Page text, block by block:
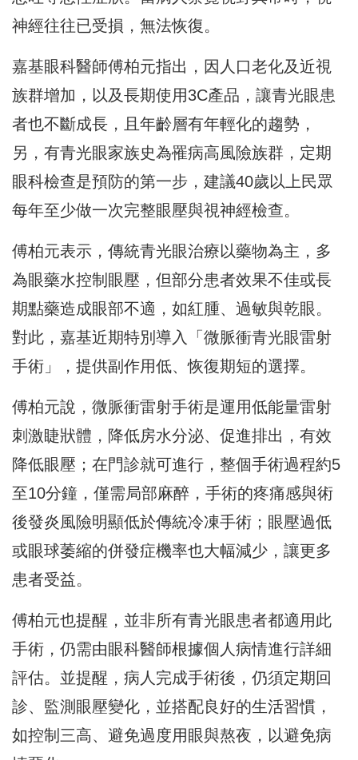
神經往往已受損，無法恢復。
嘉基眼科醫師傅柏元指出，因人口老化及近視
族群增加，以及長期使用3C產品，讓青光眼患
者也不斷成長，且年齡層有年輕化的趨勢，
另，有青光眼家族史為罹病高風險族群，定期
眼科檢查是預防的第一步，建議40歲以上民眾
每年至少做一次完整眼壓與視神經檢查。
傅柏元表示，傳統青光眼治療以藥物為主，多
為眼藥水控制眼壓，但部分患者效果不佳或長
期點藥造成眼部不適，如紅腫、過敏與乾眼。
對此，嘉基近期特別導入「微脈衝青光眼雷射
手術」，提供副作用低、恢復期短的選擇。
傅柏元說，微脈衝雷射手術是運用低能量雷射
刺激睫狀體，降低房水分泌、促進排出，有效
降低眼壓；在門診就可進行，整個手術過程約5
至10分鐘，僅需局部麻醉，手術的疼痛感與術
後發炎風險明顯低於傳統冷凍手術；眼壓過低
或眼球萎縮的併發症機率也大幅減少，讓更多
患者受益。
傅柏元也提醒，並非所有青光眼患者都適用此
手術，仍需由眼科醫師根據個人病情進行詳細
評估。並提醒，病人完成手術後，仍須定期回
診、監測眼壓變化，並搭配良好的生活習慣，
如控制三高、避免過度用眼與熬夜，以避免病